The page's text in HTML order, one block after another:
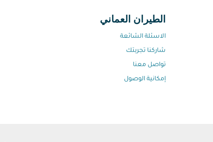
الطيران العماني
الاسئلة الشائعة
شاركنا تجربتك
تواصل معنا
إمكانية الوصول